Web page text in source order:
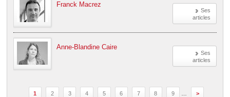
Ses
articles
Franck Macrez
Ses
articles
Anne-Blandine Caire
1 2 3 4 5 6 7 8 9 >